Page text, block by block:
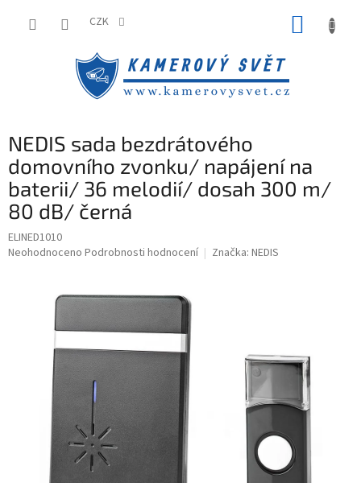
CZK
NEDIS sada bezdrátového
domovního zvonku/ napájení na
baterii/ 36 melodií/ dosah 300 m/
80 dB/ černá
ELINED1010
Průměrné
hvězdiček.
Neohodnoceno Podrobnosti hodnocení Značka: NEDIS